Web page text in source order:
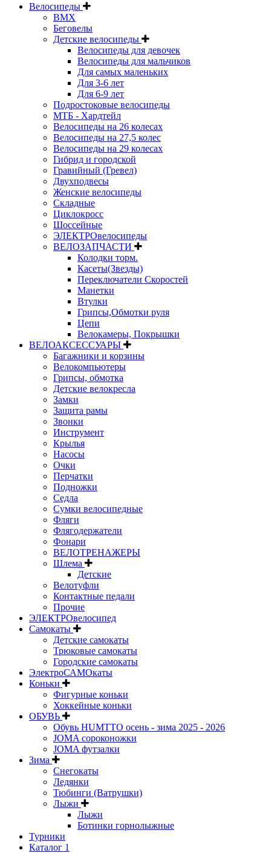
Велосипеды
BMX
Беговелы
Детские велосипеды
Велосипеды для девочек
Велосипеды для мальчиков
Для самых маленьких
Для 3-6 лет
Для 6-9 лет
Подростоковые велосипеды
МТБ - Хардтейл
Велосипеды на 26 колесах
Велосипеды на 27,5 колес
Велосипеды на 29 колесах
Гибрид и городской
Гравийный (Гревел)
Двухподвесы
Женские велосипеды
Складные
Циклокросс
Шоссейные
ЭЛЕКТРОвелосипеды
ВЕЛОЗАПЧАСТИ
Колодки торм.
Касеты(Звезды)
Переключатели Скоростей
Манетки
Втулки
Грипсы,Обмотки руля
Цепи
Велокамеры, Покрышки
ВЕЛОАКСЕССУАРЫ
Багажники и корзины
Велокомпьютеры
Грипсы, обмотка
Детские велокресла
Замки
Защита рамы
Звонки
Инструмент
Крылья
Насосы
Очки
Перчатки
Подножки
Седла
Сумки велосипедные
Фляги
Флягодержатели
Фонари
ВЕЛОТРЕНАЖЕРЫ
Шлема
Детские
Велотуфли
Контактные педали
Прочие
ЭЛЕКТРОвелосипед
Самокаты
Детские самокаты
Трюковые самокаты
Городские самокаты
ЭлектроСАМОкаты
Коньки
Фигурные коньки
Хоккейные коньки
ОБУВЬ
Обувь HUMTTO осень - зима 2025 - 2026
JOMA сороконожки
JOMA футзалки
Зима
Снегокаты
Ледянки
Тюбинги (Ватрушки)
Лыжи
Лыжи
Ботинки горнолыжные
Турники
Каталог 1